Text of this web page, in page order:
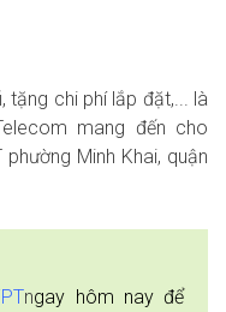
chi phí lắp đặt,... là
mang đến cho
Minh Khai, quận
ngay hôm nay để